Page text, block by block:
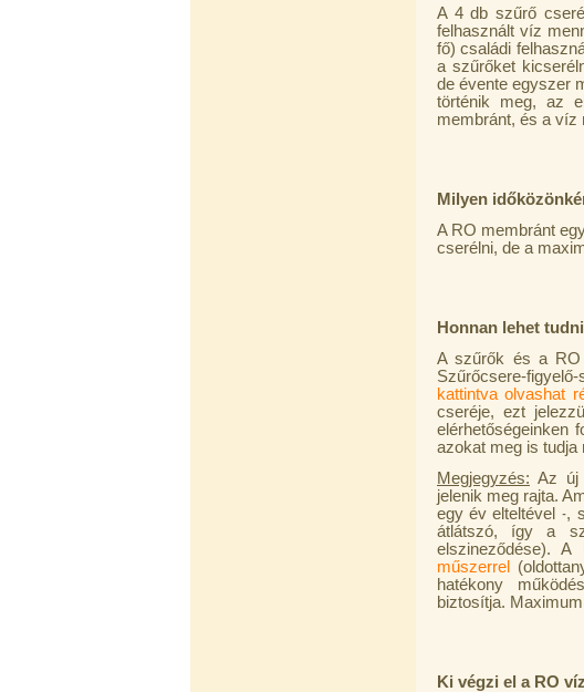
A 4 db szűrő
felhasznált víz
fő) családi
a szűrőket
de évente egyszer
történik meg, az
membránt, és a víz
Milyen
A RO membránt
cserélni, de a
Honnan lehet
A szűrők és a RO
Szűrőcsere-figyelő-
kattintva olvashat
cseréje, ezt
elérhetőségeinken
azokat meg is tudja
Megjegyzés: Az új
jelenik meg rajta.
egy év elteltével -,
átlátszó, így a
elszineződése).
műszerrel
hatékony
biztosítja.
Ki végzi el a RO